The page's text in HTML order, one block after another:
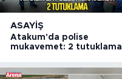
ASAYIŞ
Atakum'da polise
mukavemet: 2 tutuklama